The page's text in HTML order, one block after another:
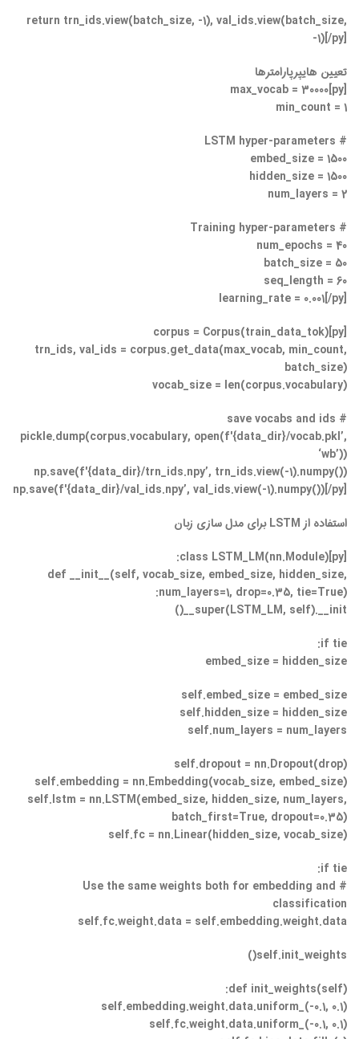
return trn_ids.view(batch_size, -1), val_ids.view(batch_size,
-1)[/py]
تعیین هایپرپارامترها
[py]max_vocab = 30000
min_count = 1
# LSTM hyper-parameters
embed_size = 1500
hidden_size = 1500
num_layers = 2
# Training hyper-parameters
num_epochs = 40
batch_size = 50
seq_length = 60
learning_rate = 0.001[/py]
[py]corpus = Corpus(train_data_tok)
trn_ids, val_ids = corpus.get_data(max_vocab, min_count,
batch_size)
vocab_size = len(corpus.vocabulary)
# save vocabs and ids
pickle.dump(corpus.vocabulary, open(f'{data_dir}/vocab.pkl’,
‘wb’))
np.save(f'{data_dir}/trn_ids.npy’, trn_ids.view(-1).numpy())
np.save(f'{data_dir}/val_ids.npy’, val_ids.view(-1).numpy())[/py]
استفاده از LSTM برای مدل سازی زبان
[py]class LSTM_LM(nn.Module):
def __init__(self, vocab_size, embed_size, hidden_size,
num_layers=1, drop=0.35, tie=True):
super(LSTM_LM, self).__init__()
if tie:
embed_size = hidden_size
self.embed_size = embed_size
self.hidden_size = hidden_size
self.num_layers = num_layers
self.dropout = nn.Dropout(drop)
self.embedding = nn.Embedding(vocab_size, embed_size)
self.lstm = nn.LSTM(embed_size, hidden_size, num_layers,
batch_first=True, dropout=0.35)
self.fc = nn.Linear(hidden_size, vocab_size)
if tie:
# Use the same weights both for embedding and
classification
self.fc.weight.data = self.embedding.weight.data
self.init_weights()
def init_weights(self):
self.embedding.weight.data.uniform_(-0.1, 0.1)
self.fc.weight.data.uniform_(-0.1, 0.1)